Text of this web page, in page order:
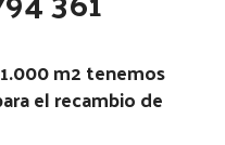
m2 tenemos
el recambio de